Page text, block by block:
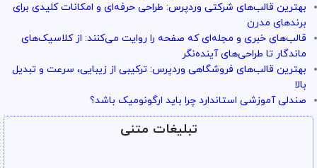
بهترین قالب‌های شرکتی وردپرس: طراحی حرفه‌ای و امکانات کلیدی برای
برندهای مدرن
قالب‌های خبری و مجله‌ای که صفحه را روایت می‌کنند: از کلاسیک‌های
ماندگار تا طراحی‌های آینده‌نگر
بهترین قالب‌های فروشگاهی وردپرس: ترکیبی از زیبایی، سرعت و تبدیل
بالا
صندلی آموزشی استاندارد چرا باید ارگونومیک باشد؟
تبلیغات متنی